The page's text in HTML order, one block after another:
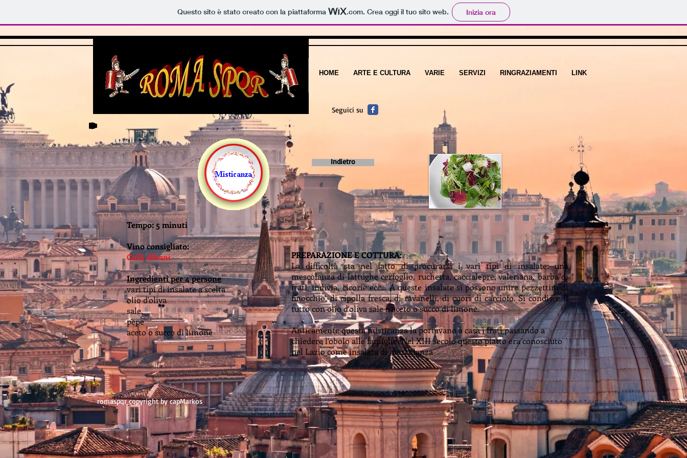
Questo sito è stato creato con la piattaforma .com. Crea oggi il tuo sito web. Inizia ora
HOME ARTE E CULTURA VARIE SERVIZI RINGRAZIAMENTI LINK
Seguici su
Indietro
Tempo: 5 minuti
Vino consigliato:
Colli Albani
Ingredienti per 4 persone
vari tipi di insalate a scelta
olio d'oliva
sale,
pepe
aceto o succo di limone
PREPARAZIONE E COTTURA:
La difficoltà sta nel fatto di procurarsi i vari tipi di insalate: una
mescolanza di lattughe cerfoglio, ruchetta, caccialepre, valeriana, barba di
frati, indivia, cicorie ecc… A queste insalate si possono unire pezzettini di
finocchio, di cipolla fresca, di ravanelli, di cuori di carciofo. Si condisce il
tutto con olio d'oliva sale e aceto o succo di limone.
Anticamente questa misticanza la portavano a casa i frati passando a
chiedere l'obolo alle famiglie. Nel XIII secolo questo piatto era conosciuto
nel Lazio come insalata di mescolanza
romaspqr copyright by capMarkos